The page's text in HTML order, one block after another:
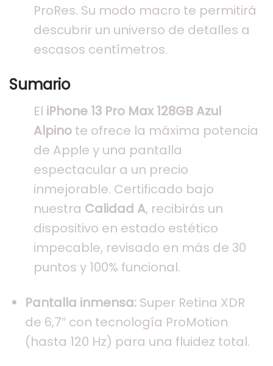
ProRes. Su modo macro te permitirá
descubrir un universo de detalles a
escasos centímetros.
Sumario
El iPhone 13 Pro Max 128GB Azul
Alpino te ofrece la máxima potencia
de Apple y una pantalla
espectacular a un precio
inmejorable. Certificado bajo
nuestra Calidad A, recibirás un
dispositivo en estado estético
impecable, revisado en más de 30
puntos y 100% funcional.
Pantalla inmensa: Super Retina XDR
de 6,7″ con tecnología ProMotion
(hasta 120 Hz) para una fluidez total.